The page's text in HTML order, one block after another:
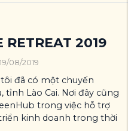
RETREAT 2019
08/2019
đã có một chuyến
tỉnh Lào Cai. Nơi đây cũng
trong việc hỗ trợ
kinh doanh trong thời